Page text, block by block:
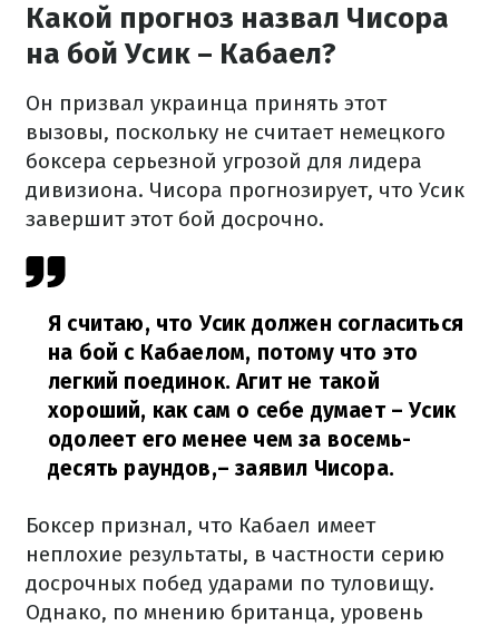
Какой прогноз назвал Чисора
на бой Усик – Кабаел?
Он призвал украинца принять этот
вызовы, поскольку не считает немецкого
боксера серьезной угрозой для лидера
дивизиона. Чисора прогнозирует, что Усик
завершит этот бой досрочно.
Я считаю, что Усик должен согласиться
на бой с Кабаелом, потому что это
легкий поединок. Агит не такой
хороший, как сам о себе думает – Усик
одолеет его менее чем за восемь-
десять раундов,– заявил Чисора.
Боксер признал, что Кабаел имеет
неплохие результаты, в частности серию
досрочных побед ударами по туловищу.
Однако, по мнению британца, уровень